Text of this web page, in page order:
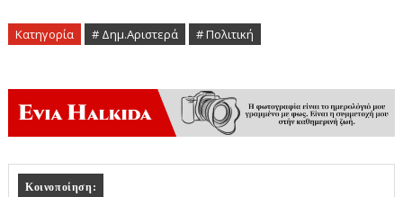
Κατηγορία # Δημ.Αριστερά # Πολιτική
Κοινοποίηση: